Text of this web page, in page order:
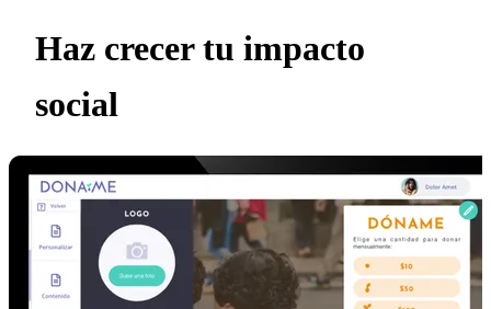
Haz crecer tu impacto
social